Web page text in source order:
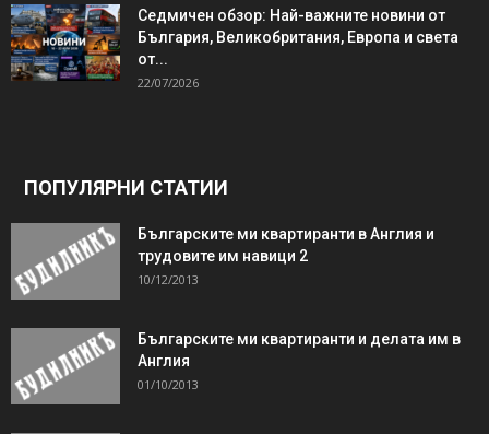
Седмичен обзор: Най-важните новини от
България, Великобритания, Европа и света
от...
22/07/2026
ПОПУЛЯРНИ СТАТИИ
Българските ми квартиранти в Англия и
трудовите им навици 2
10/12/2013
Българските ми квартиранти и делата им в
Англия
01/10/2013